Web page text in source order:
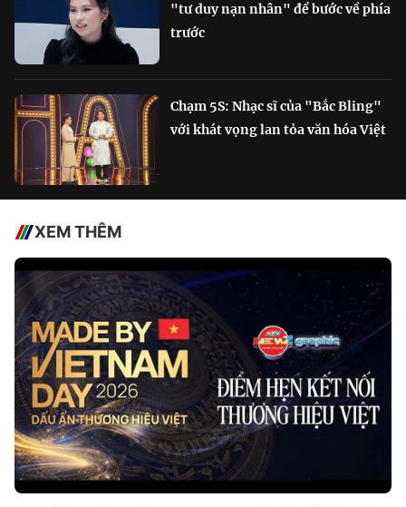
"tư duy nạn nhân" để bước về phía
trước
Chạm 5S: Nhạc sĩ của "Bắc Bling"
với khát vọng lan tỏa văn hóa Việt
XEM THÊM